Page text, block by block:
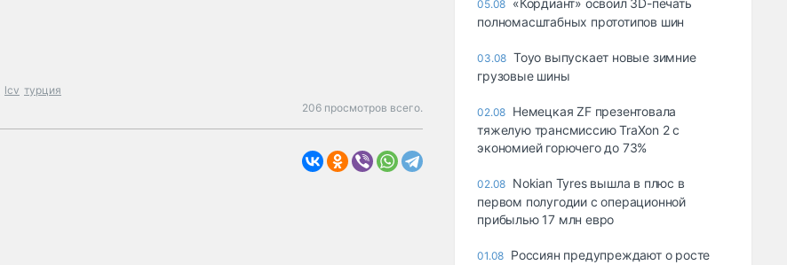
lcv турция
206 просмотров всего.
05.08 «Кордиант» освоил 3D-печать
полномасштабных прототипов шин
03.08 Toyo выпускает новые зимние
грузовые шины
02.08 Немецкая ZF презентовала
тяжелую трансмиссию TraXon 2 с
экономией горючего до 73%
02.08 Nokian Tyres вышла в плюс в
первом полугодии с операционной
прибылью 17 млн евро
01.08 Россиян предупреждают о росте